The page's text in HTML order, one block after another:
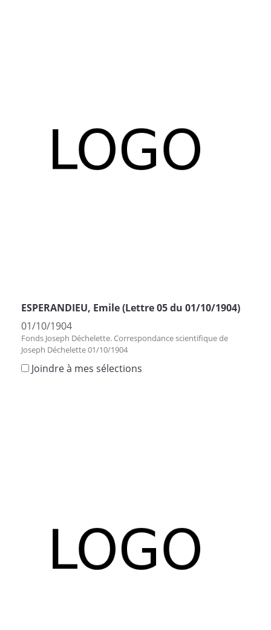
ESPERANDIEU, Emile (Lettre 05 du 01/10/1904)
01/10/1904
Fonds Joseph Déchelette. Correspondance scientifique de
Joseph Déchelette 01/10/1904
Joindre à mes sélections